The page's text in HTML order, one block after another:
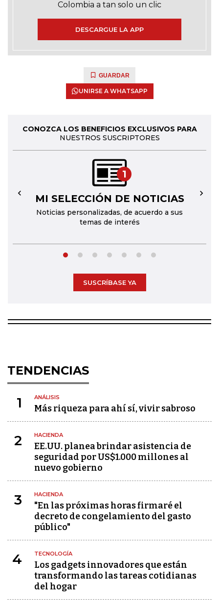
Colombia a tan solo un clic
DESCARGUE LA APP
GUARDAR
UNIRSE A WHATSAPP
CONOZCA LOS BENEFICIOS EXCLUSIVOS PARA
NUESTROS SUSCRIPTORES
1
MI SELECCIÓN DE NOTICIAS
Noticias personalizadas, de acuerdo a sus
temas de interés
← →
SUSCRÍBASE YA
TENDENCIAS
1 ANÁLISIS
Más riqueza para ahí sí, vivir sabroso
2 HACIENDA
EE.UU. planea brindar asistencia de
seguridad por US$1.000 millones al
nuevo gobierno
3 HACIENDA
"En las próximas horas firmaré el
decreto de congelamiento del gasto
público"
4 TECNOLOGÍA
Los gadgets innovadores que están
transformando las tareas cotidianas
del hogar